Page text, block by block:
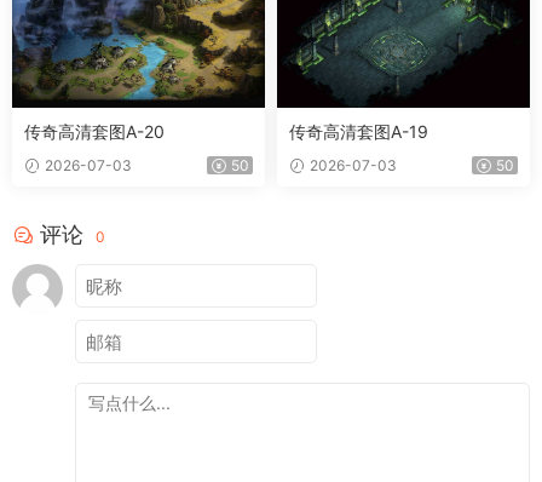
传奇高清套图A-20
2026-07-03 50
传奇高清套图A-19
2026-07-03 50
评论 0